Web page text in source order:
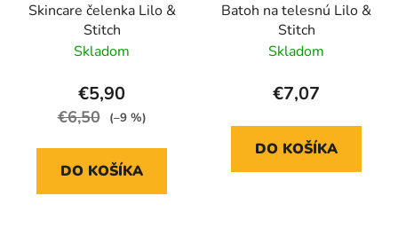
Skincare čelenka Lilo &
Stitch
Skladom
€5,90
€6,50 (–9 %)
DO KOŠÍKA
Batoh na telesnú Lilo &
Stitch
Skladom
€7,07
DO KOŠÍKA